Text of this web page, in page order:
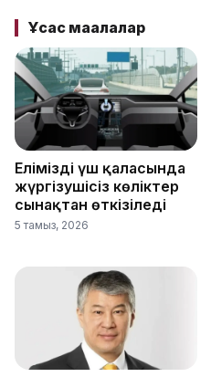
Ұқсас мақалалар
Еліміздің үш қаласында
жүргізушісіз көліктер
сынақтан өткізіледі
5 тамыз, 2026